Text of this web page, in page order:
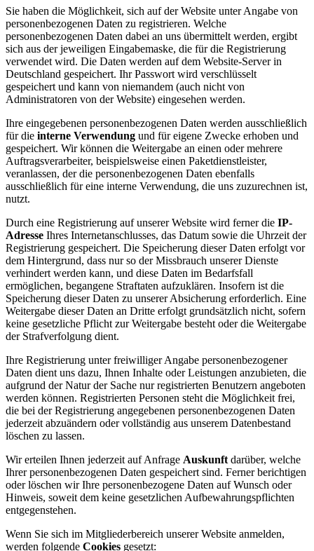
Sie haben die Möglichkeit, sich auf der Website unter Angabe von
personenbezogenen Daten zu registrieren. Welche
personenbezogenen Daten dabei an uns übermittelt werden, ergibt
sich aus der jeweiligen Eingabemaske, die für die Registrierung
verwendet wird. Die Daten werden auf dem Website-Server in
Deutschland gespeichert. Ihr Passwort wird verschlüsselt
gespeichert und kann von niemandem (auch nicht von
Administratoren von der Website) eingesehen werden.
Ihre eingegebenen personenbezogenen Daten werden ausschließlich
für die interne Verwendung und für eigene Zwecke erhoben und
gespeichert. Wir können die Weitergabe an einen oder mehrere
Auftragsverarbeiter, beispielsweise einen Paketdienstleister,
veranlassen, der die personenbezogenen Daten ebenfalls
ausschließlich für eine interne Verwendung, die uns zuzurechnen ist,
nutzt.
Durch eine Registrierung auf unserer Website wird ferner die IP-
Adresse Ihres Internetanschlusses, das Datum sowie die Uhrzeit der
Registrierung gespeichert. Die Speicherung dieser Daten erfolgt vor
dem Hintergrund, dass nur so der Missbrauch unserer Dienste
verhindert werden kann, und diese Daten im Bedarfsfall
ermöglichen, begangene Straftaten aufzuklären. Insofern ist die
Speicherung dieser Daten zu unserer Absicherung erforderlich. Eine
Weitergabe dieser Daten an Dritte erfolgt grundsätzlich nicht, sofern
keine gesetzliche Pflicht zur Weitergabe besteht oder die Weitergabe
der Strafverfolgung dient.
Ihre Registrierung unter freiwilliger Angabe personenbezogener
Daten dient uns dazu, Ihnen Inhalte oder Leistungen anzubieten, die
aufgrund der Natur der Sache nur registrierten Benutzern angeboten
werden können. Registrierten Personen steht die Möglichkeit frei,
die bei der Registrierung angegebenen personenbezogenen Daten
jederzeit abzuändern oder vollständig aus unserem Datenbestand
löschen zu lassen.
Wir erteilen Ihnen jederzeit auf Anfrage Auskunftdarüber, welche
Ihrer personenbezogenen Daten gespeichert sind. Ferner berichtigen
oder löschen wir Ihre personenbezogene Daten auf Wunsch oder
Hinweis, soweit dem keine gesetzlichen Aufbewahrungspflichten
entgegenstehen.
Wenn Sie sich im Mitgliederbereich unserer Website anmelden,
werden folgende Cookies gesetzt: